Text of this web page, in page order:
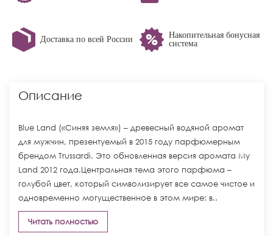
Доставка по всей России
Накопительная бонусная
система
Описание
Blue Land («Синяя земля») – древесный водяной аромат
для мужчин, презентуемый в 2015 году парфюмерным
брендом Trussardi. Это обновленная версия аромата My
Land 2012 года.Центральная тема этого парфюма –
голубой цвет, который символизирует все самое чистое и
одновременно могущественное в этом мире: в..
Читать полностью